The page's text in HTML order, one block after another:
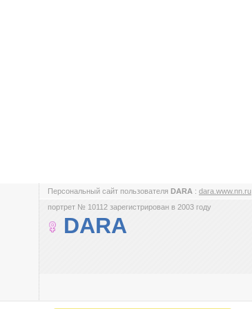
Персональный сайт пользователя DARA : dara.www.nn.ru
портрет № 10112 зарегистрирован в 2003 году
DARA